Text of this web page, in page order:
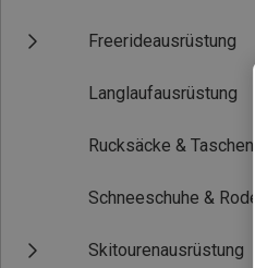
Freerideausrüstung
Langlaufausrüstung
Rucksäcke & Taschen
Schneeschuhe & Rodel
Skitourenausrüstung